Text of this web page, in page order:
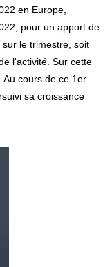
en Europe,
pour un apport de
le trimestre, soit
l'activité. Sur cette
Au cours de ce 1er
sa croissance